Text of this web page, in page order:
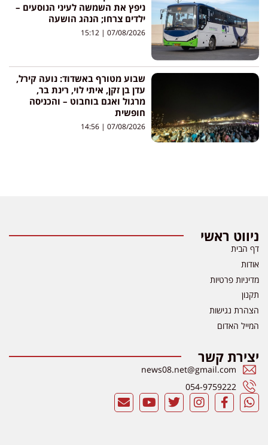
ניפץ את השמשה לעיני הנוסעים –
ילדים צרחו; הנהג הושעה
07/08/2026
שבוע מטורף באשדוד: נועה קירל,
עדן בן זקן, איתי לוי, רינת בר,
מרגול ואגם בוחבוט – והכניסה
חופשית
07/08/2026
ניווט ראשי
דף הבית
אודות
מדיניות פרטיות
תקנון
הצהרת נגישות
המייל האדום
יצירת קשר
news08.net@gmail.com
054-9759222